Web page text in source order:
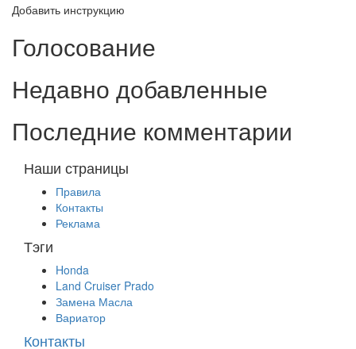
Добавить инструкцию
Голосование
Недавно добавленные
Последние комментарии
Наши страницы
Правила
Контакты
Реклама
Тэги
Honda
Land Cruiser Prado
Замена Масла
Вариатор
Контакты